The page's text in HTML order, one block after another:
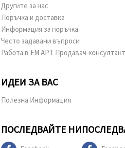
Другите за нас
Поръчка и доставка
Информация за поръчка
Често задавани въпроси
Работа в ЕМ АРТ Продавач-
ИДЕИ ЗА ВАС
Полезна Информация
ПОСЛЕДВАЙТЕ НИ